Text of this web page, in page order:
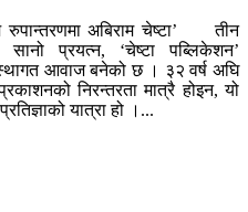
रुपान्तरणमा अबिराम चेष्टा’ तीन
प्रयत्न, ‘चेष्टा पब्लिकेशन’
आवाज बनेको छ । ३२ वर्ष अघि
निरन्तरता मात्रै होइन, यो
यात्रा हो ।...